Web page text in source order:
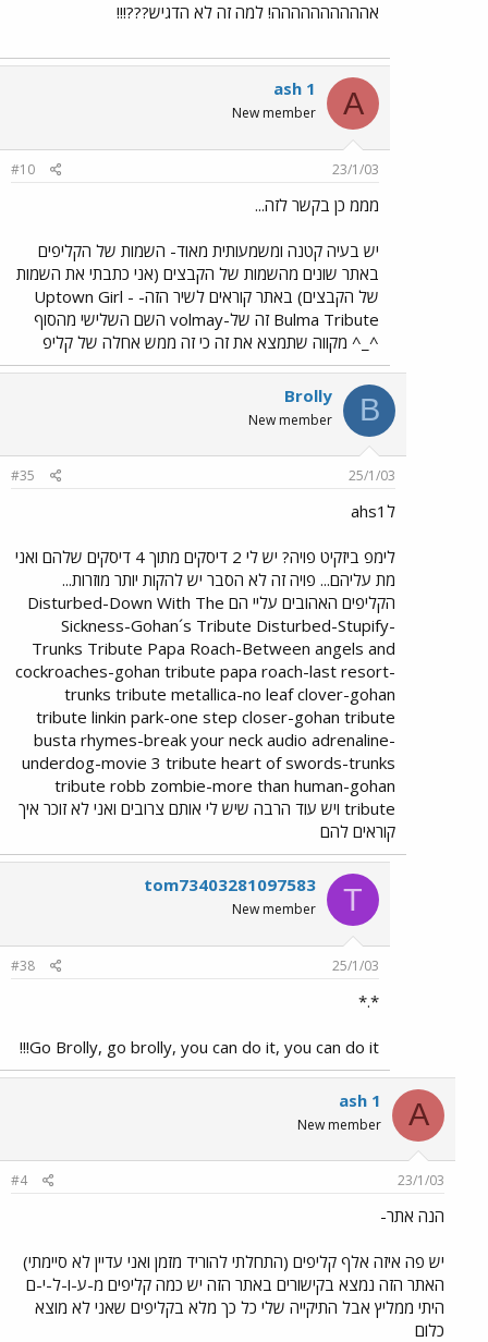
אהההההההההה! למה זה לא הדגיש???!!!
A
ash 1
New member
23/1/03
#10
מממ כן בקשר לזה...
יש בעיה קטנה ומשמעותית מאוד- השמות של הקליפים
באתר שונים מהשמות של הקבצים (אני כתבתי את השמות
של הקבצים) באתר קוראים לשיר הזה- Uptown Girl -
Bulma Tribute זה של-volmay השם השלישי מהסוף
^_^ מקווה שתמצא את זה כי זה ממש אחלה של קליפ
B
Brolly
New member
25/1/03
#35
לahs1
לימפ ביזקיט פויה? יש לי 2 דיסקים מתוך 4 דיסקים שלהם ואני
מת עליהם... פויה זה לא הסבר יש להקות יותר מוזרות...
הקליפים האהובים עליי הם Disturbed-Down With The
Sickness-Gohan´s Tribute Disturbed-Stupify-
Trunks Tribute Papa Roach-Between angels and
cockroaches-gohan tribute papa roach-last resort-
trunks tribute metallica-no leaf clover-gohan
tribute linkin park-one step closer-gohan tribute
busta rhymes-break your neck audio adrenaline-
underdog-movie 3 tribute heart of swords-trunks
tribute robb zombie-more than human-gohan
tribute ויש עוד הרבה שיש לי אותם צרובים ואני לא זוכר איך
קוראים להם
T
tom73403281097583
New member
25/1/03
#38
*.*
Go Brolly, go brolly, you can do it, you can do it!!!
A
ash 1
New member
23/1/03
#4
הנה אתר-
יש פה איזה אלף קליפים (התחלתי להוריד מזמן ואני עדיין לא סיימתי)
האתר הזה נמצא בקישורים באתר הזה יש כמה קליפים מ-ע-ו-ל-י-ם
היתי ממליץ אבל התיקייה שלי כל כך מלא בקליפים שאני לא מוצא
כלום